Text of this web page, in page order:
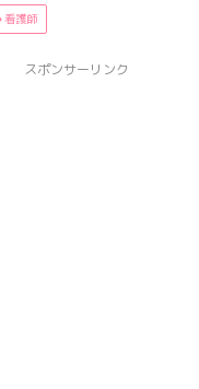
看護師
スポンサーリンク